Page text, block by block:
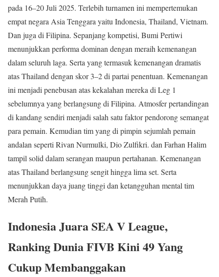
pada 16–20 Juli 2025. Terlebih turnamen ini mempertemukan
empat negara Asia Tenggara yaitu Indonesia, Thailand, Vietnam.
Dan juga di Filipina. Sepanjang kompetisi, Bumi Pertiwi
menunjukkan performa dominan dengan meraih kemenangan
dalam seluruh laga. Serta yang termasuk kemenangan dramatis
atas Thailand dengan skor 3–2 di partai penentuan. Kemenangan
ini menjadi penebusan atas kekalahan mereka di Leg 1
sebelumnya yang berlangsung di Filipina. Atmosfer pertandingan
di kandang sendiri menjadi salah satu faktor pendorong semangat
para pemain. Kemudian tim yang di pimpin sejumlah pemain
andalan seperti Rivan Nurmulki, Dio Zulfikri. dan Farhan Halim
tampil solid dalam serangan maupun pertahanan. Kemenangan
atas Thailand berlangsung sengit hingga lima set. Serta
menunjukkan daya juang tinggi dan ketangguhan mental tim
Merah Putih.
Indonesia Juara SEA V League,
Ranking Dunia FIVB Kini 49 Yang
Cukup Membanggakan